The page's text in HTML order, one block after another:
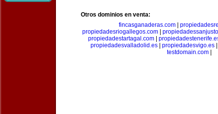
Otros dominios en venta:
fincasganaderas.com|
propiedadesriogallegos.com|
propiedadestartagal.com|
propiedadesvalladolid.es
propiedadesvigo.es
testdomain.com